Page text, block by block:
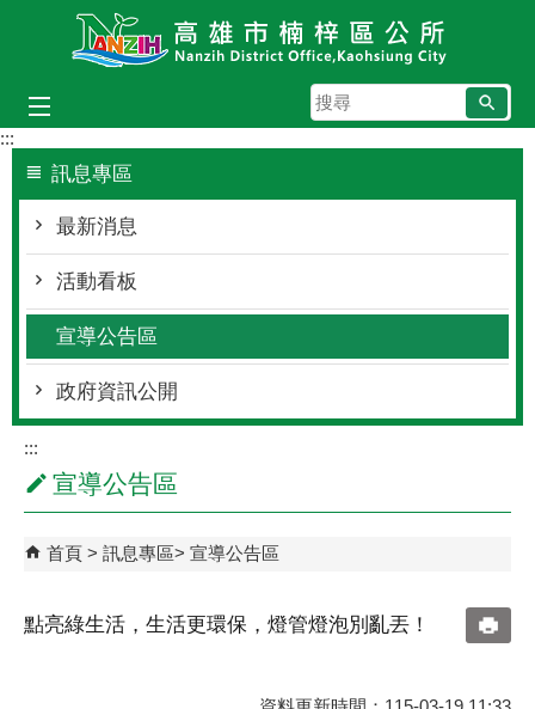
跳到主要內容區塊
搜
尋
:::
訊息專區
最新消息
活動看板
宣導公告區
政府資訊公開
:::
宣導公告區
首頁 訊息專區 宣導公告區
點亮綠生活，生活更環保，燈管燈泡別亂丟！